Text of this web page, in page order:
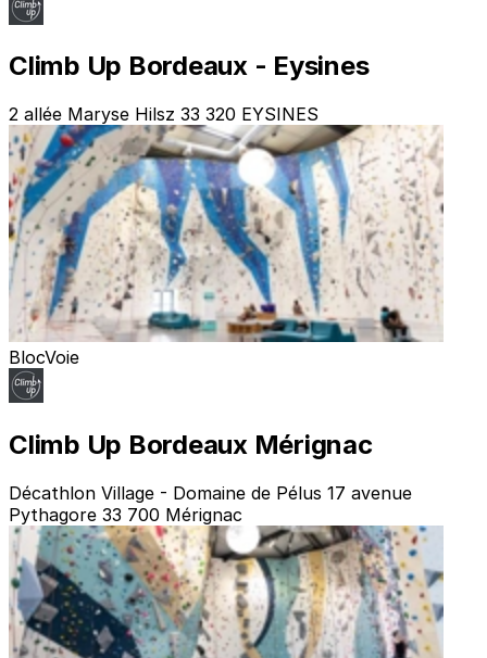
Climb Up Bordeaux - Eysines
2 allée Maryse Hilsz 33 320 EYSINES
BlocVoie
Climb Up Bordeaux Mérignac
Décathlon Village - Domaine de Pélus 17 avenue
Pythagore 33 700 Mérignac